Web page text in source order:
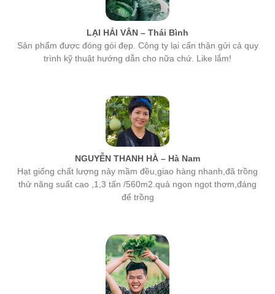
LẠI HẢI VÂN – Thái Bình
Sản phẩm được đóng gói đẹp. Công ty lại cẩn thận gửi cả quy
trình kỹ thuật hướng dẫn cho nữa chứ. Like lắm!
NGUYỄN THANH HÀ – Hà Nam
Hạt giống chất lượng nảy mầm đều,giao hàng nhanh,đã trồng
thử năng suất cao ,1,3 tấn /560m2.quả ngon ngọt thơm,đáng
để trồng